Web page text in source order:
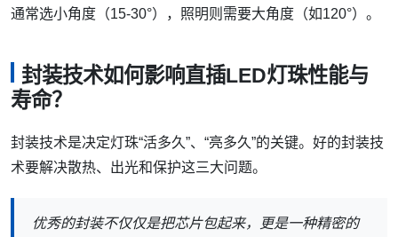
通常选小角度（15-30°），照明则需要大角度（如120°）。
封装技术如何影响直插LED灯珠性能与
寿命？
封装技术是决定灯珠“活多久”、“亮多久”的关键。好的封装技
术要解决散热、出光和保护这三大问题。
优秀的封装不仅仅是把芯片包起来，更是一种精密的